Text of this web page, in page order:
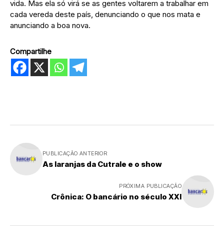
vida. Mas ela só virá se as gentes voltarem a trabalhar em
cada vereda deste país, denunciando o que nos mata e
anunciando a boa nova.
Compartilhe
PUBLICAÇÃO ANTERIOR
As laranjas da Cutrale e o show
PRÓXIMA PUBLICAÇÃO
Crônica: O bancário no século XXI